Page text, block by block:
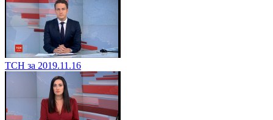
ТСН за 2019.11.16